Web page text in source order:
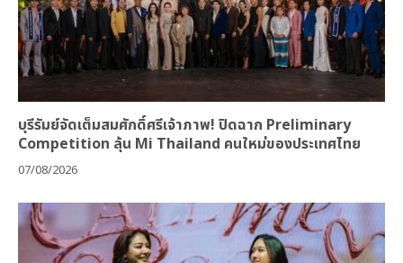
บุรีรัมย์จัดเต็มสมศักดิ์ศรีเจ้าภาพ! ปิดฉาก Preliminary
Competition ลุ้น Mi Thailand คนใหม่ของประเทศไทย
07/08/2026